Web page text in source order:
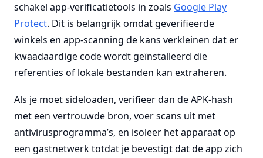
schakel app-verificatietools in zoals Google Play
Protect. Dit is belangrijk omdat geverifieerde
winkels en app-scanning de kans verkleinen dat er
kwaadaardige code wordt geïnstalleerd die
referenties of lokale bestanden kan extraheren.
Als je moet sideloaden, verifieer dan de APK-hash
met een vertrouwde bron, voer scans uit met
antivirusprogramma’s, en isoleer het apparaat op
een gastnetwerk totdat je bevestigt dat de app zich